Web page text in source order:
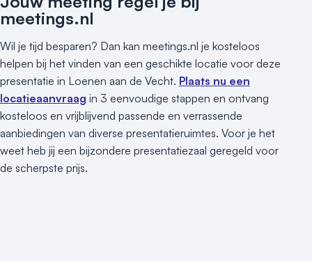
meetings.nl
Wil je tijd besparen? Dan kan meetings.nl je kosteloos
helpen bij het vinden van een geschikte locatie voor deze
presentatie in Loenen aan de Vecht. Plaats nu een
locatieaanvraag in 3 eenvoudige stappen en ontvang
kosteloos en vrijblijvend passende en verrassende
aanbiedingen van diverse presentatieruimtes. Voor je het
weet heb jij een bijzondere presentatiezaal geregeld voor
de scherpste prijs.